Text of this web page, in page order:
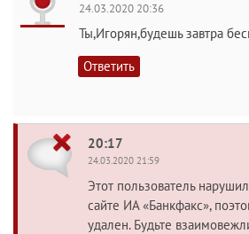
24.03.2020 20:36
Ты,Игорян,будешь завтра
Ответить
20:17
24.03.2020 21:59
Этот пользователь нарушил
сайте ИА «Банкфакс»,
удален. Будьте